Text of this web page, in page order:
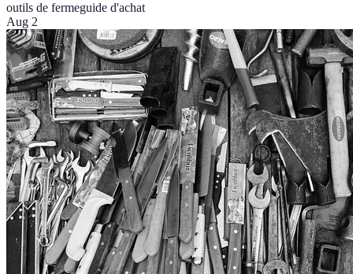
outils de fermeguide d'achat
Aug 2